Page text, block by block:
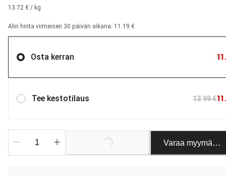
13.72 € / kg
Alin hinta viimeisen 30 päivän aikana: 11.19 €
Osta kerran
Tee kestotilaus 13.99 €
Loading... Varaa